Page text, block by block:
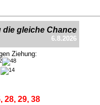
die gleiche Chance
6.8.2026
Ziehung:
28, 29, 38